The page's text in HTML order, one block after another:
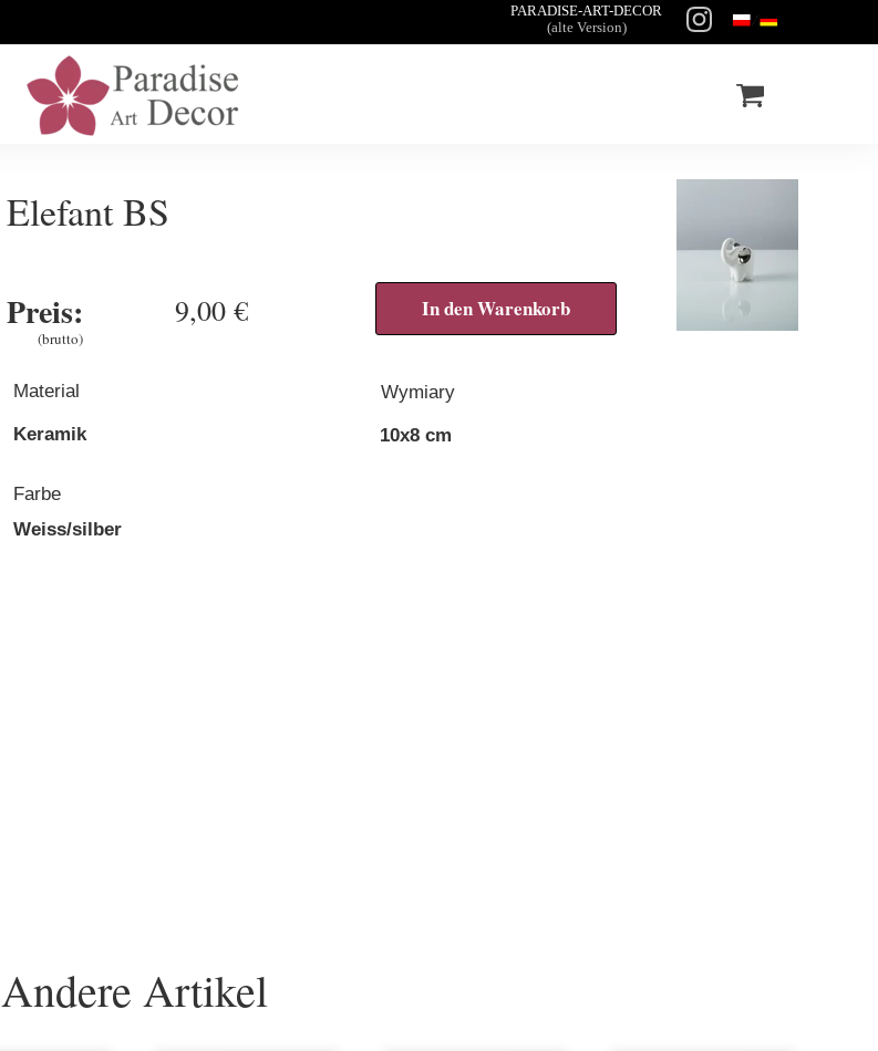
PARADISE-ART-DECOR
(alte Version)
9,00 €
Keramik
Material Wymiary
Preis:
(brutto)
In den Warenkorb
10x8 cm
Weiss/silber
Farbe
Elefant BS
Andere Artikel